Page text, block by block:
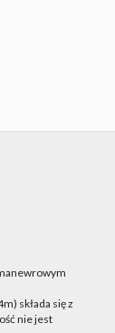
składa się z
nie jest